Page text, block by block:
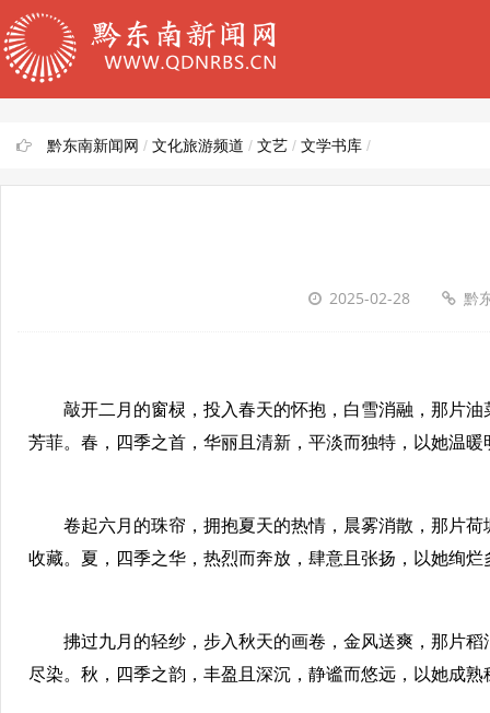
黔东南新闻网 / 文化旅游频道 / 文艺 / 文学书库 /
2025-02-28 黔
敲开二月的窗棂，投入春天的怀抱，白雪消融，那片油
芳菲。春，四季之首，华丽且清新，平淡而独特，以她温
卷起六月的珠帘，拥抱夏天的热情，晨雾消散，那片荷
收藏。夏，四季之华，热烈而奔放，肆意且张扬，以她绚
拂过九月的轻纱，步入秋天的画卷，金风送爽，那片稻
尽染。秋，四季之韵，丰盈且深沉，静谧而悠远，以她成